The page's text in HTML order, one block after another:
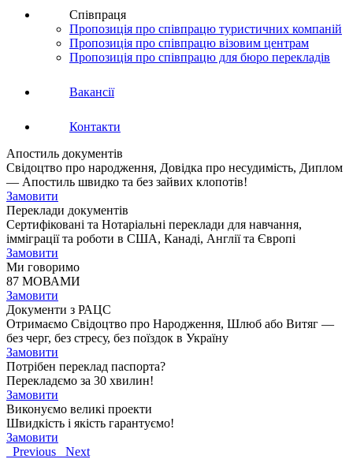
Співпраця
Пропозиція про співпрацю туристичних компаній
Пропозиція про співпрацю візовим центрам
Пропозиція про співпрацю для бюро перекладів
Вакансії
Контакти
Апостиль документів
Свідоцтво про народження, Довідка про несудимість, Диплом
— Апостиль швидко та без зайвих клопотів!
Замовити
Переклади документів
Сертифіковані та Нотаріальні переклади для навчання,
імміграції та роботи в США, Канаді, Англії та Європі
Замовити
Ми говоримо
87 МОВАМИ
Замовити
Документи з РАЦС
Отримаємо Свідоцтво про Народження, Шлюб або Витяг —
без черг, без стресу, без поїздок в Україну
Замовити
Потрібен переклад паспорта?
Перекладємо за 30 хвилин!
Замовити
Виконуємо великі проекти
Швидкість і якість гарантуємо!
Замовити
Previous
Next